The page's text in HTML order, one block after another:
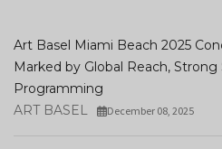
Art Basel Miami Beach 2025
Marked by Global Reach, Strong
Programming
ART BASEL
December 08, 2025